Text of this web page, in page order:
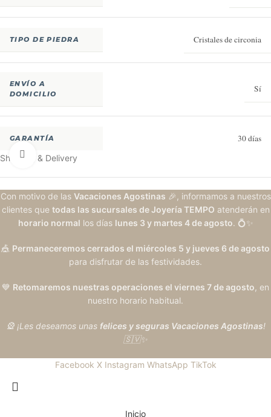
Clic para ampliar
TIPO DE PIEDRA Cristales de circonia
ENVÍO A
DOMICILIO
Sí
GARANTÍA 30 días
Shipping & Delivery
Con motivo de las Vacaciones Agostinas 🎉, informamos a nuestros
clientes que todas las sucursales de Joyería TEMPO atenderán en
horario normal los días lunes 3 y martes 4 de agosto. 💍✨
🎪 Permaneceremos cerrados el miércoles 5 y jueves 6 de agosto
para disfrutar de las festividades.
💙 Retomaremos nuestras operaciones el viernes 7 de agosto, en
nuestro horario habitual.
🎡 ¡Les deseamos unas felices y seguras Vacaciones Agostinas!
🇸🇻✨
Facebook X Instagram WhatsApp TikTok
Inicio